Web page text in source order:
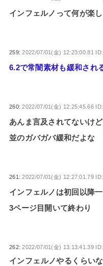
インフェルノって何が楽
259:2022/07/01(金) 12:23:00.81
6.2で常闇素材も緩和され
260:2022/07/01(金) 12:25:45.66
あんま言及されてないけ
並のガバガバ緩和だよな
261:2022/07/01(金) 12:27:01.79
インフェルノは初回以降
3ページ目開いて終わり
262:2022/07/01(金) 13:13:41.39
インフェルノやるくらい